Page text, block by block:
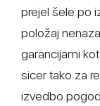
prejel šele po
položaj
garancijami
sicer tako za
izvedbo